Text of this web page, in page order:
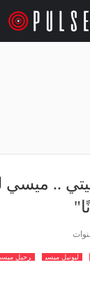
.. ميسي
ليونيل ميسي رحيل